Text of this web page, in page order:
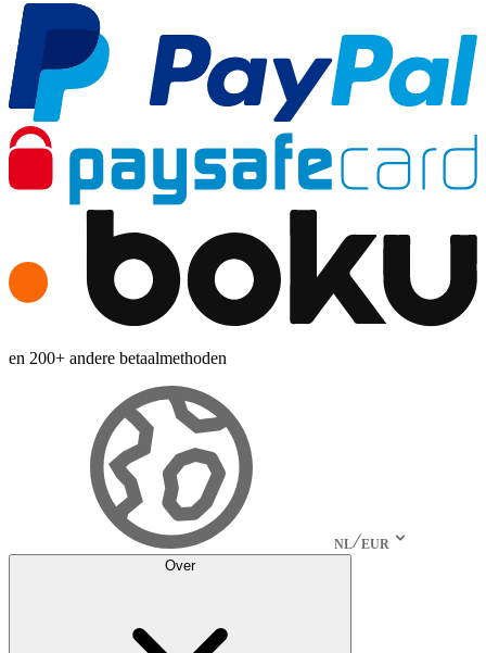
en 200+ andere betaalmethoden
NL EUR
Over